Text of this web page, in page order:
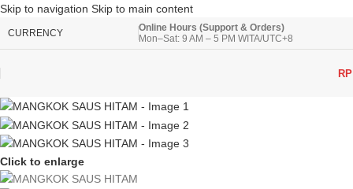
Skip to navigation Skip to main content
CURRENCY
Online Hours (Support & Orders)
Mon–Sat: 9 AM – 5 PM WITA/UTC+8
RP
Click to enlarge